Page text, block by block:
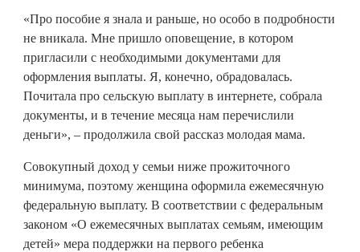
«Про пособие я знала и раньше, но особо в подробности
не вникала. Мне пришло оповещение, в котором
пригласили с необходимыми документами для
оформления выплаты. Я, конечно, обрадовалась.
Почитала про сельскую выплату в интернете, собрала
документы, и в течение месяца нам перечислили
деньги», – продолжила свой рассказ молодая мама.
Совокупный доход у семьи ниже прожиточного
минимума, поэтому женщина оформила ежемесячную
федеральную выплату. В соответствии с федеральным
законом «О ежемесячных выплатах семьям, имеющим
детей» мера поддержки на первого ребенка